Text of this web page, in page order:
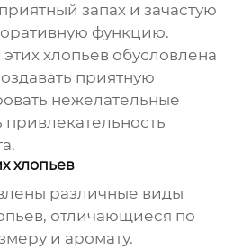
запах и зачастую
функцию.
хлопьев обусловлена
приятную
нежелательные
хлопьев
различные виды
, отличающиеся по
и аромату.